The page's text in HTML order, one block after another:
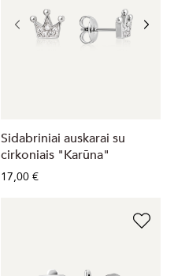
Sidabriniai auskarai su
cirkoniais "Karūna"
17,00 €